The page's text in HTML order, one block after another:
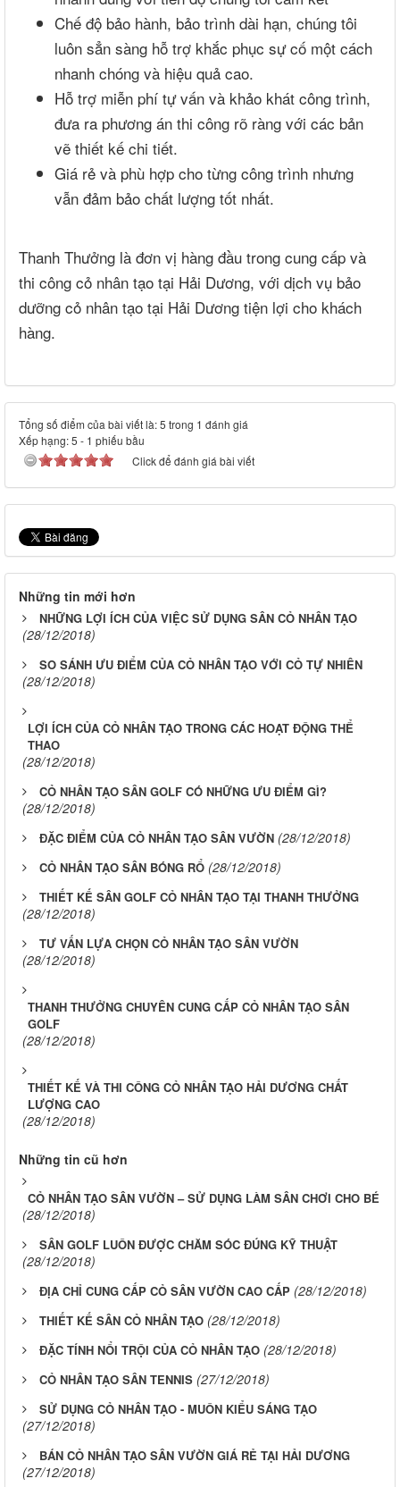
Chế độ bảo hành, bảo trình dài hạn, chúng tôi
luôn sẳn sàng hỗ trợ khắc phục sự cố một cách
nhanh chóng và hiệu quả cao.
Hỗ trợ miễn phí tự vấn và khảo khát công trình,
đưa ra phương án thi công rõ ràng với các bản
vẽ thiết kế chi tiết.
Giá rẻ và phù hợp cho từng công trình nhưng
vẫn đảm bảo chất lượng tốt nhất.
Thanh Thưởng là đơn vị hàng đầu trong cung cấp và
thi công cỏ nhân tạo tại Hải Dương, với dịch vụ bảo
dưỡng cỏ nhân tạo tại Hải Dương tiện lợi cho khách
hàng.
Tổng số điểm của bài viết là: 5 trong 1 đánh giá
Xếp hạng:5 - 1 phiếu bầu
Click để đánh giá bài viết
Những tin mới hơn
NHỮNG LỢI ÍCH CỦA VIỆC SỬ DỤNG SÂN CỎ NHÂN TẠO
(28/12/2018)
SO SÁNH ƯU ĐIỂM CỦA CỎ NHÂN TẠO VỚI CỎ TỰ NHIÊN
(28/12/2018)
LỢI ÍCH CỦA CỎ NHÂN TẠO TRONG CÁC HOẠT ĐỘNG THỂ
THAO
(28/12/2018)
CỎ NHÂN TẠO SÂN GOLF CÓ NHỮNG ƯU ĐIỂM GÌ?
(28/12/2018)
ĐẶC ĐIỂM CỦA CỎ NHÂN TẠO SÂN VƯỜN (28/12/2018)
CỎ NHÂN TẠO SÂN BÓNG RỔ (28/12/2018)
THIẾT KẾ SÂN GOLF CỎ NHÂN TẠO TẠI THANH THƯỞNG
(28/12/2018)
TƯ VẤN LỰA CHỌN CỎ NHÂN TẠO SÂN VƯỜN
(28/12/2018)
THANH THƯỞNG CHUYÊN CUNG CẤP CỎ NHÂN TẠO SÂN
GOLF
(28/12/2018)
THIẾT KẾ VÀ THI CÔNG CỎ NHÂN TẠO HẢI DƯƠNG CHẤT
LƯỢNG CAO
(28/12/2018)
Những tin cũ hơn
CỎ NHÂN TẠO SÂN VƯỜN – SỬ DỤNG LÀM SÂN CHƠI CHO BÉ
(28/12/2018)
SÂN GOLF LUÔN ĐƯỢC CHĂM SÓC ĐÚNG KỸ THUẬT
(28/12/2018)
ĐỊA CHỈ CUNG CẤP CỎ SÂN VƯỜN CAO CẤP (28/12/2018)
THIẾT KẾ SÂN CỎ NHÂN TẠO (28/12/2018)
ĐẶC TÍNH NỔI TRỘI CỦA CỎ NHÂN TẠO (28/12/2018)
CỎ NHÂN TẠO SÂN TENNIS (27/12/2018)
SỬ DỤNG CỎ NHÂN TẠO - MUÔN KIỂU SÁNG TẠO
(27/12/2018)
BÁN CỎ NHÂN TẠO SÂN VƯỜN GIÁ RẺ TẠI HẢI DƯƠNG
(27/12/2018)